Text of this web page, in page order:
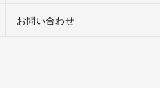
お問い合わせ